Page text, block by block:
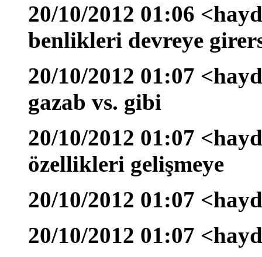
20/10/2012 01:06
benlikleri devreye
20/10/2012 01:07
gazab vs. gibi
20/10/2012 01:07
özellikleri gelişmeye
20/10/2012 01:07
20/10/2012 01:07